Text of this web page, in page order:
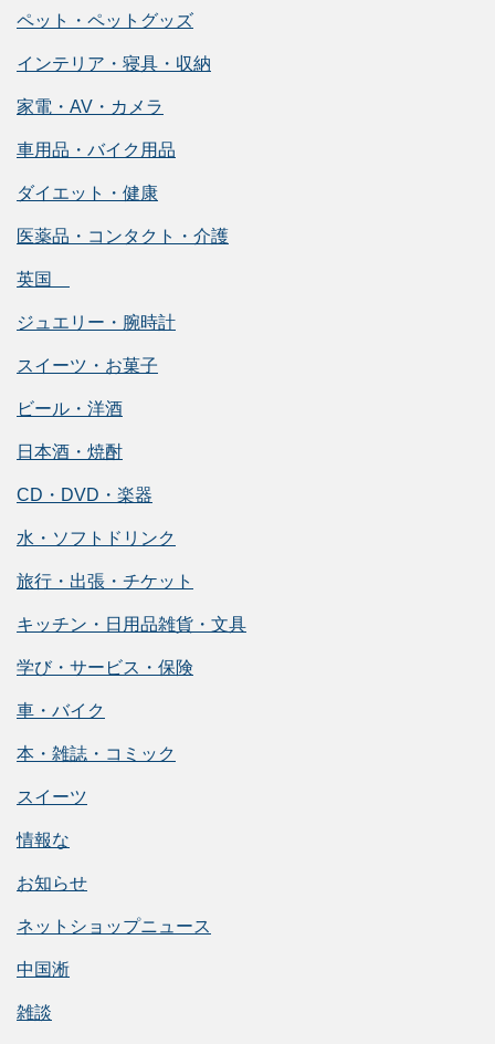
ペット・ペットグッズ
インテリア・寝具・収納
家電・AV・カメラ
車用品・バイク用品
ダイエット・健康
医薬品・コンタクト・介護
英国
ジュエリー・腕時計
スイーツ・お菓子
ビール・洋酒
日本酒・焼酎
CD・DVD・楽器
水・ソフトドリンク
旅行・出張・チケット
キッチン・日用品雑貨・文具
学び・サービス・保険
車・バイク
本・雑誌・コミック
スイーツ
情報な
お知らせ
ネットショップニュース
中国淅
雑談